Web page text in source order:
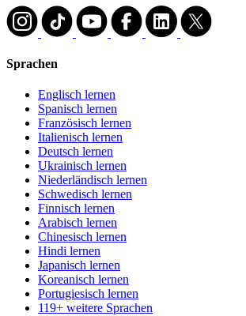
Sprachen
Englisch lernen
Spanisch lernen
Französisch lernen
Italienisch lernen
Deutsch lernen
Ukrainisch lernen
Niederländisch lernen
Schwedisch lernen
Finnisch lernen
Arabisch lernen
Chinesisch lernen
Hindi lernen
Japanisch lernen
Koreanisch lernen
Portugiesisch lernen
119+ weitere Sprachen